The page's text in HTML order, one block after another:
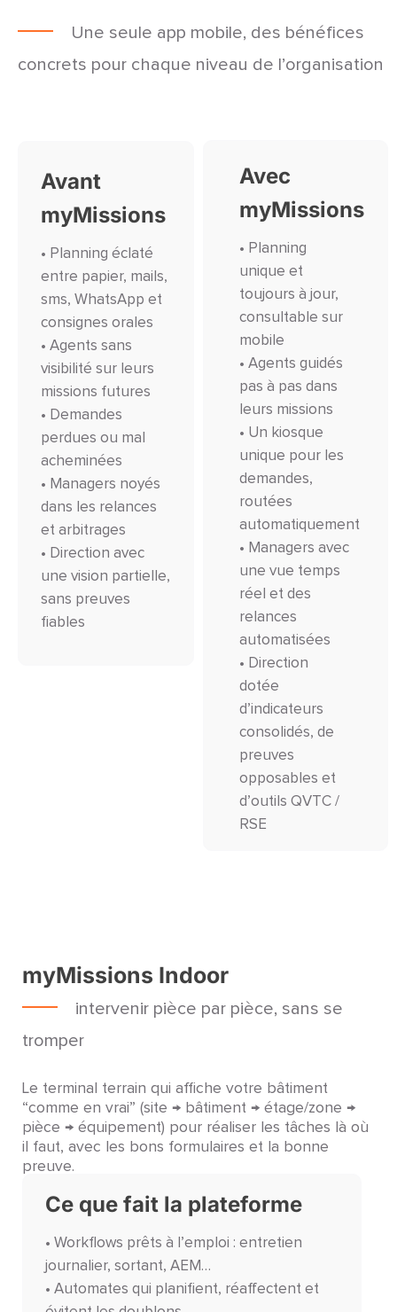
Une seule app mobile, des bénéfices
concrets pour chaque niveau de l’organisation
Avant
myMissions
• Planning éclaté
entre papier, mails,
sms, WhatsApp et
consignes orales
• Agents sans
visibilité sur leurs
missions futures
• Demandes
perdues ou mal
acheminées
• Managers noyés
dans les relances
et arbitrages
• Direction avec
une vision partielle,
sans preuves
fiables
Avec
myMissions
• Planning
unique et
toujours à jour,
consultable sur
mobile
• Agents guidés
pas à pas dans
leurs missions
• Un kiosque
unique pour les
demandes,
routées
automatiquement
• Managers avec
une vue temps
réel et des
relances
automatisées
• Direction
dotée
d’indicateurs
consolidés, de
preuves
opposables et
d’outils QVTC /
RSE
myMissions Indoor
intervenir pièce par pièce, sans se
tromper
Le terminal terrain qui affiche votre bâtiment
“comme en vrai” (site → bâtiment → étage/zone →
pièce → équipement) pour réaliser les tâches là où
il faut, avec les bons formulaires et la bonne
preuve.
Ce que fait la plateforme
• Workflows prêts à l’emploi : entretien
journalier, sortant, AEM…
• Automates qui planifient, réaffectent et